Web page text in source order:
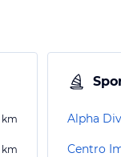
km
km
Alpha
Centro